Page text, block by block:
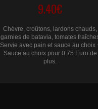
9.40€
Chèvre, croûtons, lardons chauds,
garnies de batavia, tomates
Servie avec pain et sauce au choix
Sauce au choix pour 0.75 Euro de
plus.